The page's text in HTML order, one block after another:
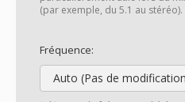
(par exemple, du 5.1 au stéréo).
Fréquence:
Auto (Pas de